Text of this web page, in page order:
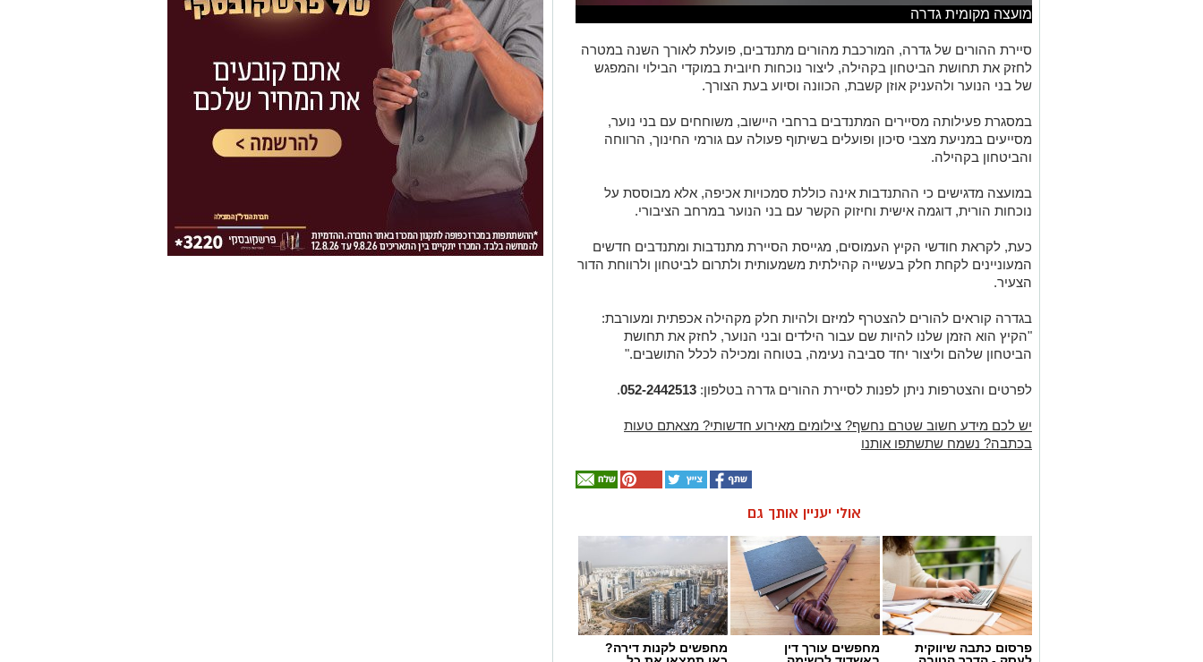
מועצה מקומית גדרה
סיירת ההורים של גדרה, המורכבת מהורים מתנדבים, פועלת לאורך השנה במטרה
לחזק את תחושת הביטחון בקהילה, ליצור נוכחות חיובית במוקדי הבילוי והמפגש
של בני הנוער ולהעניק אוזן קשבת, הכוונה וסיוע בעת הצורך.
במסגרת פעילותה מסיירים המתנדבים ברחבי היישוב, משוחחים עם בני נוער,
מסייעים במניעת מצבי סיכון ופועלים בשיתוף פעולה עם גורמי החינוך, הרווחה
והביטחון בקהילה.
במועצה מדגישים כי ההתנדבות אינה כוללת סמכויות אכיפה, אלא מבוססת על
נוכחות הורית, דוגמה אישית וחיזוק הקשר עם בני הנוער במרחב הציבורי.
כעת, לקראת חודשי הקיץ העמוסים, מגייסת הסיירת מתנדבות ומתנדבים חדשים
המעוניינים לקחת חלק בעשייה קהילתית משמעותית ולתרום לביטחון ולרווחת הדור
הצעיר.
בגדרה קוראים להורים להצטרף למיזם ולהיות חלק מקהילה אכפתית ומעורבת:
"הקיץ הוא הזמן שלנו להיות שם עבור הילדים ובני הנוער, לחזק את תחושת
הביטחון שלהם וליצור יחד סביבה נעימה, בטוחה ומכילה לכלל התושבים."
לפרטים והצטרפות ניתן לפנות לסיירת ההורים גדרה בטלפון: 052-2442513
.
יש לכם מידע חשוב שטרם נחשף? צילומים מאירוע חדשותי? מצאתם טעות
בכתבה? נשמח שתשתפו אותנו
אולי יעניין אותך גם
פרסום כתבה שיווקית
מחפשים עורך דין
מחפשים לקנות דירה?